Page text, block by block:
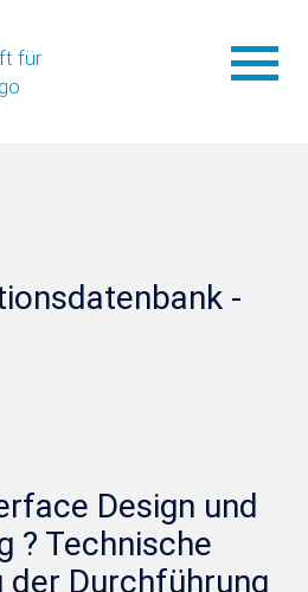
-
Design und
? Technische
Durchführung